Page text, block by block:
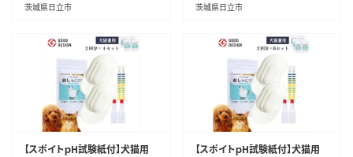
茨城県日立市 茨城県日立市
【スポイトｐH試験紙付】犬猫用
【スポイトｐH試験紙付】犬猫用